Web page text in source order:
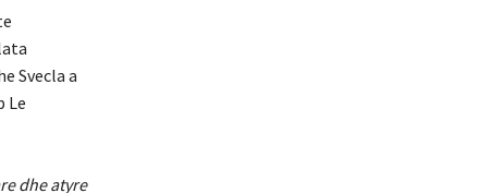
Svecla a
Le
dhe atyre